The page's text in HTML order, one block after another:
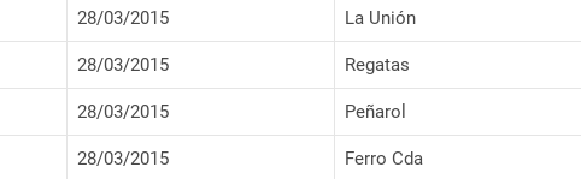
28/03/2015 La Unión
28/03/2015 Regatas
28/03/2015 Peñarol
28/03/2015 Ferro Cda